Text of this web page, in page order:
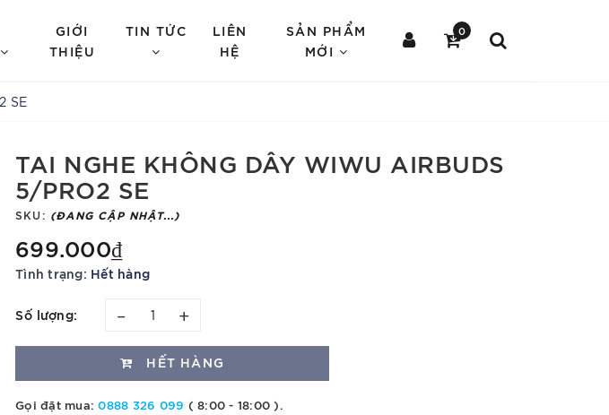
GIỚI
THIỆU
TIN TỨC
LIÊN
HỆ
SẢN PHẨM
MỚI
0
SE
TAI NGHE KHÔNG DÂY WIWU AIRBUDS
5/PRO2 SE
SKU: (ĐANG CẬP NHẬT...)
699.000₫
Tình trạng: Hết hàng
Số lượng: – +
HẾT HÀNG
Gọi đặt mua:0888 326 099 ( 8:00 - 18:00 ).